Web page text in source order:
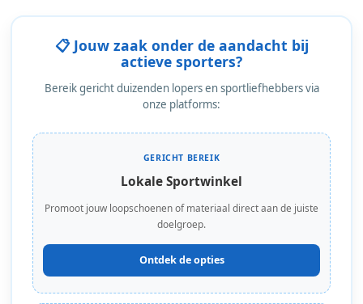
📋 Jouw zaak onder de aandacht bij
actieve sporters?
Bereik gericht duizenden lopers en sportliefhebbers via
onze platforms:
GERICHT BEREIK
Lokale Sportwinkel
Promoot jouw loopschoenen of materiaal direct aan de juiste
doelgroep.
Ontdek de opties